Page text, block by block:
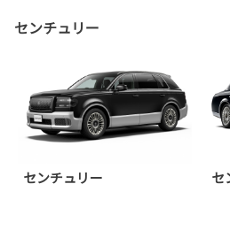
センチュリー
センチュリー セ